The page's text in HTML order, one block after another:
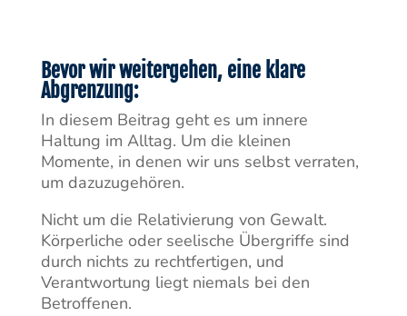
Bevor wir weitergehen, eine klare
Abgrenzung:
In diesem Beitrag geht es um innere
Haltung im Alltag. Um die kleinen
Momente, in denen wir uns selbst verraten,
um dazuzugehören.
Nicht um die Relativierung von Gewalt.
Körperliche oder seelische Übergriffe sind
durch nichts zu rechtfertigen, und
Verantwortung liegt niemals bei den
Betroffenen.